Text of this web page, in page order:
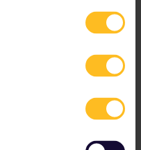
既是航海传统的守护者，亦
交融。
长廊悠然漫步。耳
海风的咸润，让这片土地悠
世界的魔力：这里有精巧的